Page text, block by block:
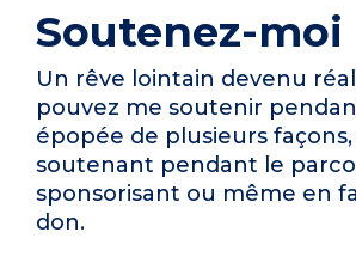
Soutenez-moi
Un rêve lointain devenu
pouvez me soutenir
épopée de plusieurs
soutenant pendant le
sponsorisant ou même en
don.